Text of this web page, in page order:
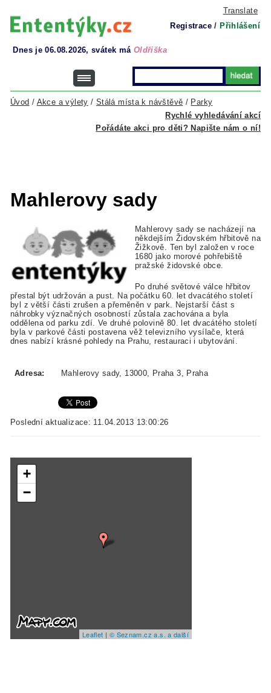
Translate
Registrace / Přihlášení
Dnes je 06.08.2026, svátek má Oldřiška
Rychlé vyhledávání akcí
Úvod / Akce a výlety / Stálá místa k návštěvě / Parky
Pořádáte akci pro děti? Napište nám o ní!
Mahlerovy sady
Mahlerovy sady se nacházejí na
někdejším Židovském hřbitově na
Žižkově. Ten byl založen v roce
1680 jako morové pohřebiště
pražské židovské obce.
Po druhé světové válce hřbitov
přestal být udržován a pust. Na počátku 60. let dvacátého století
byl z větší části zrušen a přeměněn v park. Nejstarší část s
náhrobky význačných osobností zůstala zachována a byla
oddělena od parku zdí. Ve druhé polovině 80. let dvacátého století
byla v parkové části postavena věž televizního vysílače, která
dnes nabízí krásné pohledy na Prahu, restauraci i ubytování.
Adresa: Mahlerovy sady, 13000, Praha 3, Praha
Poslední aktualizace: 11.04.2013 13:00:26
+
−
Leaflet | © Seznam.cz a.s. a další